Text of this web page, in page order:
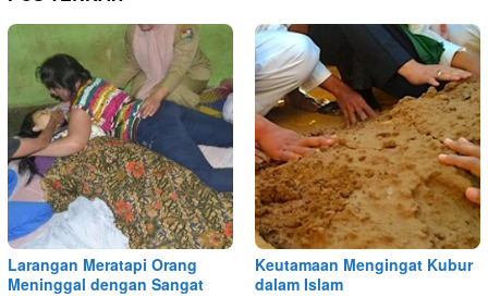
Larangan Meratapi Orang
Meninggal dengan Sangat
Keutamaan Mengingat Kubur
dalam Islam